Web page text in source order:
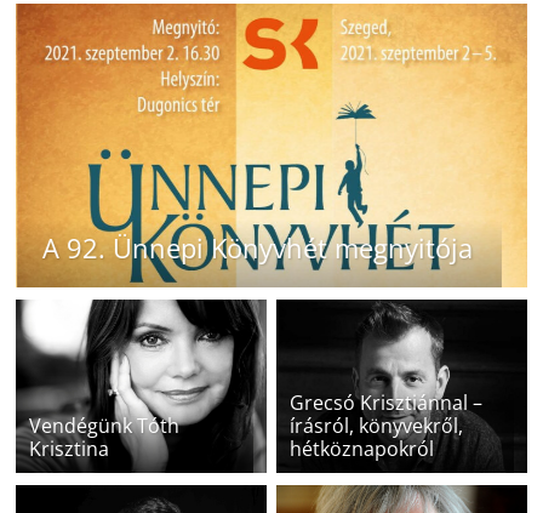
A 92. Ünnepi Könyvhét megnyitója
Vendégünk Tóth
Krisztina
Grecsó Krisztiánnal –
írásról, könyvekről,
hétköznapokról